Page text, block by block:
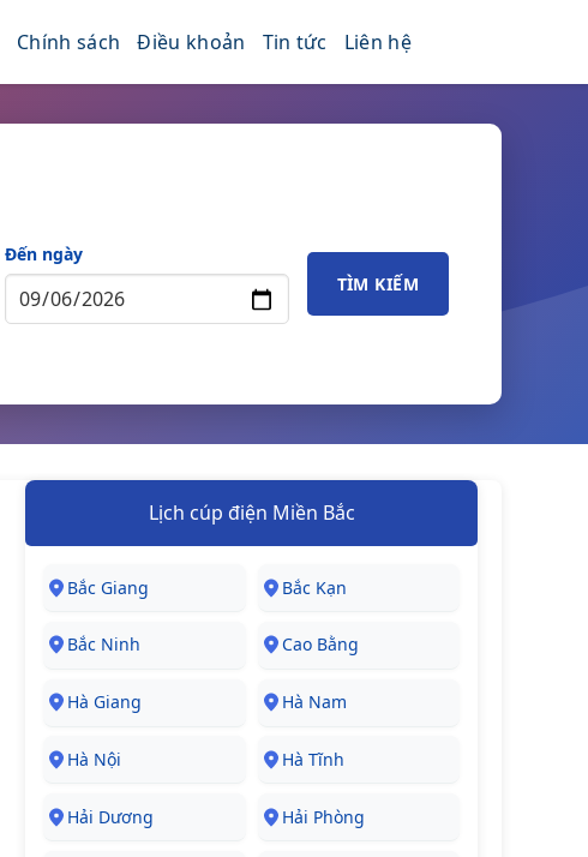
Chính sách Điều khoản Tin tức Liên hệ
Đến ngày
TÌM KIẾM
Lịch cúp điện Miền Bắc
Bắc Giang Bắc Kạn
Bắc Ninh Cao Bằng
Hà Giang Hà Nam
Hà Nội Hà Tĩnh
Hải Dương Hải Phòng